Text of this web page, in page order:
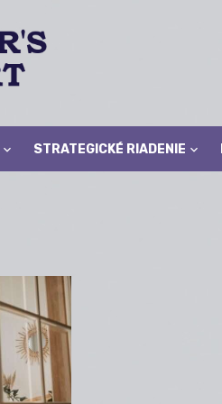
STRATEGICKÉ RIADENIE